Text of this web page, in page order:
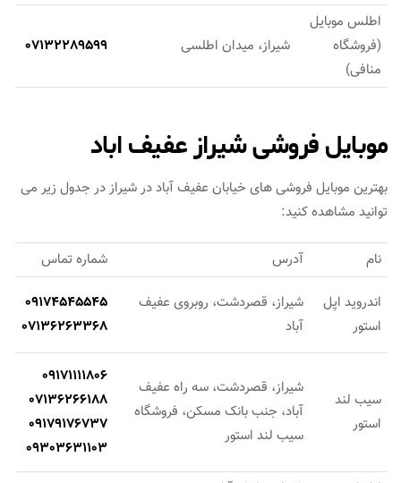
اطلس موبایل
(فروشگاه
منافی)
شیراز، میدان اطلسی 07132289599
موبایل فروشی شیراز عفیف اباد
بهترین موبایل فروشی های خیابان عفیف آباد در شیراز در جدول زیر می
توانید مشاهده کنید:
نام آدرس شماره تماس
اندروید اپل
استور
شیراز، قصردشت، روبروی عفیف
آباد
09174545545
07136263368
سیب لند
استور
شیراز، قصردشت، سه راه عفیف
آباد، جنب بانک مسکن، فروشگاه
سیب لند استور
09171111806
07136266188
09179176737
09303631103